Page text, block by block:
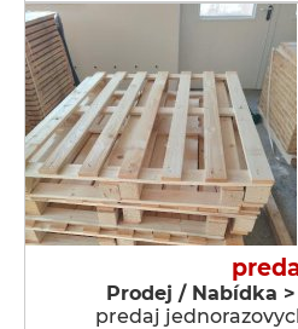
Prodej / Nabídka
predaj